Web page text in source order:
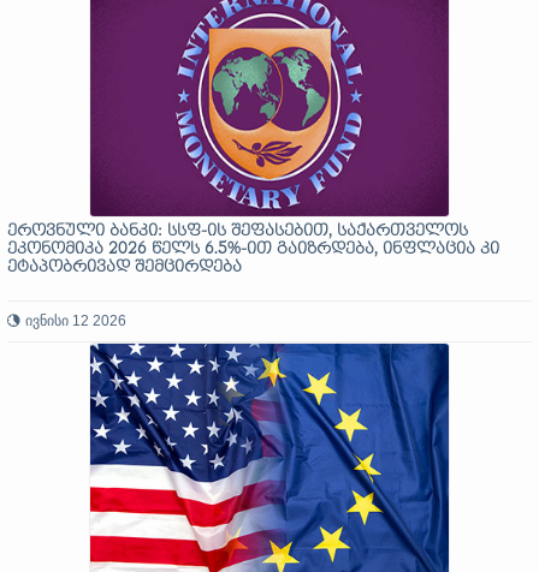
ეროვნული ბანკი: სსფ-ის შეფასებით, საქართველოს
ეკონომიკა 2026 წელს 6.5%-ით გაიზრდება, ინფლაცია კი
ეტაპობრივად შემცირდება
ივნისი 12 2026